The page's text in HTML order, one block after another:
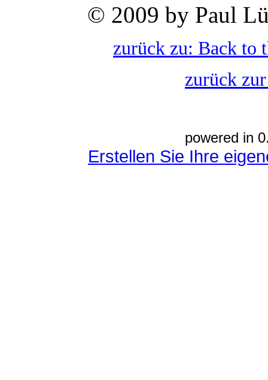
© 2009 by Paul
zurück zu: Back to
zurück
powered in
Erstellen Sie Ihre